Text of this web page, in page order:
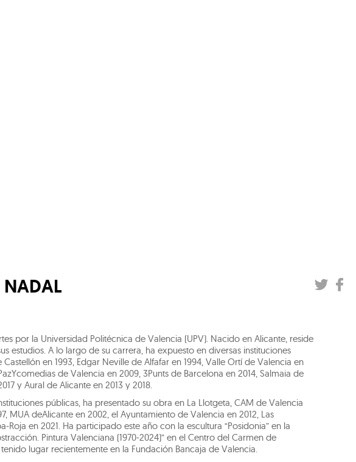
NADAL
por la Universidad Politécnica de Valencia (UPV). Nacido en Alicante, reside
estudios. A lo largo de su carrera, ha expuesto en diversas instituciones
en 1993, Edgar Neville de Alfafar en 1994, Valle Ortí de Valencia en
de Valencia en 2009, 3Punts de Barcelona en 2014, Salmaia de
y Aural de Alicante en 2013 y 2018.
públicas, ha presentado su obra en La Llotgeta, CAM de Valencia
MUA deAlicante en 2002, el Ayuntamiento de Valencia en 2012, Las
Roja en 2021. Ha participado este año con la escultura “Posidonia” en la
Pintura Valenciana (1970-2024)” en el Centro del Carmen de
lugar recientemente en la Fundación Bancaja de Valencia.